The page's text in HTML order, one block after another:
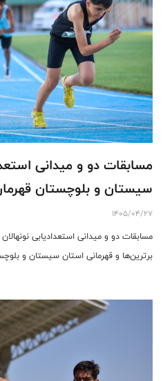
سیستان و بلوچستان
1405/04/27
برترین‌ها و قهرمانی استان سیستان و